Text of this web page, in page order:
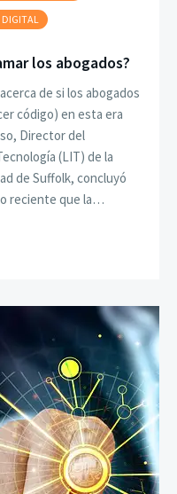
DIGITAL
los abogados?
de si los abogados
código) en esta era
Director del
(LIT) de la
de Suffolk, concluyó
reciente que la…